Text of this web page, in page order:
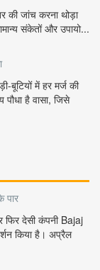
की जांच करना थोड़ा
संकेतों और उपायो...
बूटियों में हर मर्ज की
पौधा है वासा, जिसे
पार
फिर देसी कंपनी Bajaj
किया है। अप्रैल